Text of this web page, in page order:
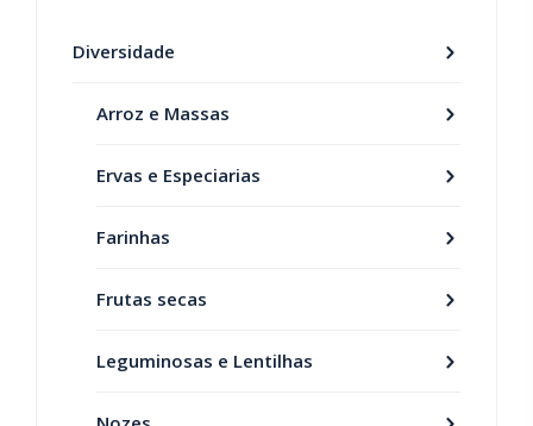
Diversidade
Arroz e Massas
Ervas e Especiarias
Farinhas
Frutas secas
Leguminosas e Lentilhas